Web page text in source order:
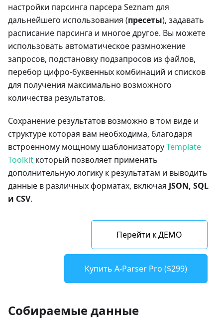
настройки парсинга парсера Seznam для
дальнейшего использования (пресеты), задавать
расписание парсинга и многое другое. Вы можете
использовать автоматическое размножение
запросов, подстановку подзапросов из файлов,
перебор цифро-буквенных комбинаций и списков
для получения максимально возможного
количества результатов.
Сохранение результатов возможно в том виде и
структуре которая вам необходима, благодаря
встроенному мощному шаблонизаторуTemplate
Toolkit который позволяет применять
дополнительную логику к результатам и выводить
данные в различных форматах, включая JSON, SQL
и CSV.
Перейти к ДЕМО
Купить A-Parser Pro ($299)
Собираемые данные